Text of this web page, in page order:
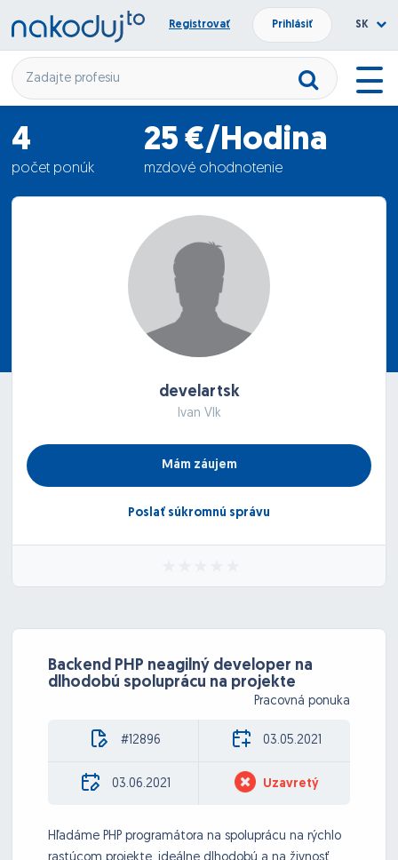
Registrovať Prihlásiť SK
4
počet ponúk
25 €/Hodina
mzdové ohodnotenie
03.06.2021
develartsk
Ivan Vlk
Mám záujem
Poslať súkromnú správu
Backend PHP neagilný developer na
dlhodobú spoluprácu na projekte
Pracovná ponuka
#12896 03.05.2021
03.06.2021 Uzavretý
Hľadáme PHP programátora na spoluprácu na rýchlo